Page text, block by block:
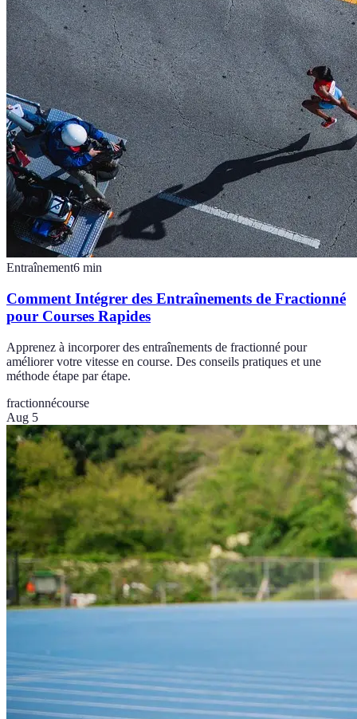
Entraînement6 min
Comment Intégrer des Entraînements de Fractionné
pour Courses Rapides
Apprenez à incorporer des entraînements de fractionné pour
améliorer votre vitesse en course. Des conseils pratiques et une
méthode étape par étape.
fractionnécourse
Aug 5